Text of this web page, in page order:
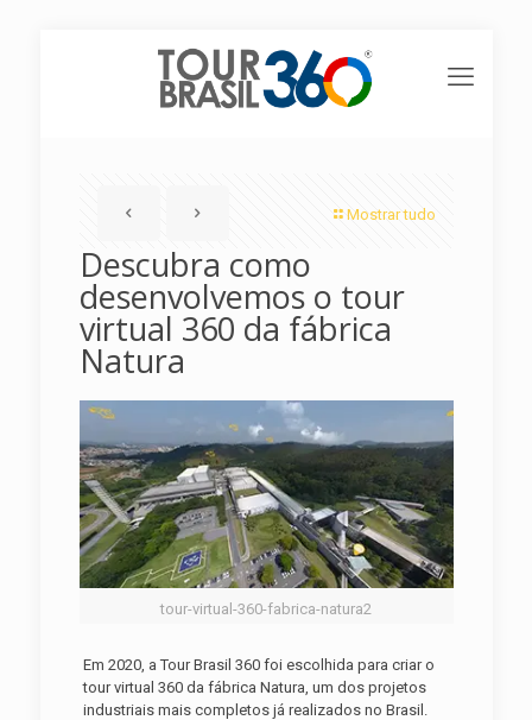
Mostrar tudo
Descubra como
desenvolvemos o tour
virtual 360 da fábrica
Natura
tour-virtual-360-fabrica-natura2
Em 2020, a Tour Brasil 360 foi escolhida para criar o
tour virtual 360 da fábrica Natura, um dos projetos
industriais mais completos já realizados no Brasil.